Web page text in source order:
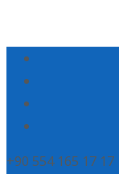
+90 554 165 17 17